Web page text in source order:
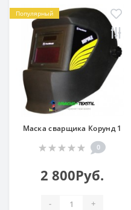
Популярный
Маска сварщика Корунд 1
0
2 800Руб.
- +